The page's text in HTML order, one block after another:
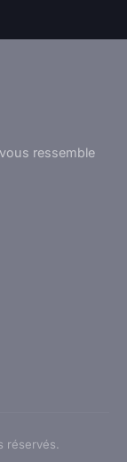
ressemble
réservés.